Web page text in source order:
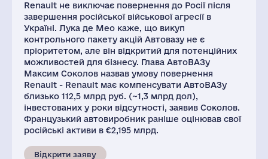
Renault не виключає повернення до Росії після
завершення російської військової агресії в
Україні. Лука де Мео каже, що викуп
контрольного пакету акцій Автовазу не є
пріоритетом, але він відкритий для потенційних
можливостей для бізнесу. Глава АвтоВАЗу
Максим Соколов назвав умову повернення
Renault - Renault має компенсувати АвтоВАЗу
близько 112,5 млрд руб. (~1,3 млрд дол),
інвестованих у роки відсутності, заявив Соколов.
Французький автовиробник раніше оцінював свої
російські активи в €2,195 млрд.
Відкрити заяву